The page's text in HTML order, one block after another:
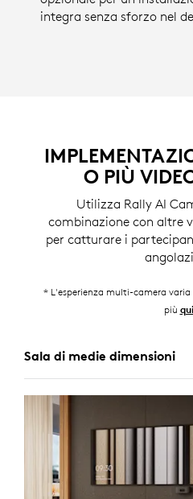
integra senza sforzo nel
O PIÙ
Utilizza Rally AI
combinazione con altre
per catturare i
* L'esperienza multi-camera
più qui
Sala di medie dimensioni